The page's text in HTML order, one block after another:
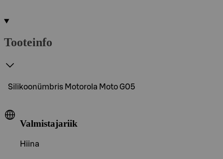
Tooteinfo
Silikoonümbris Motorola Moto G05
Valmistajariik
Hiina